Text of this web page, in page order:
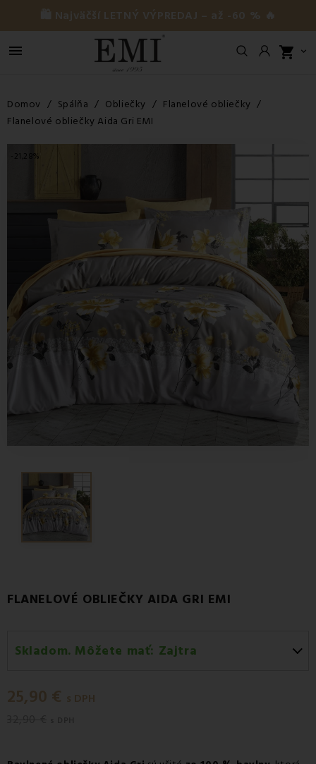
🛍️ Najväčší LETNÝ VÝPREDAJ – až -60 % 🔥
 shopping_cart 
Domov Spálňa Obliečky
Flanelové obliečky
Flanelové obliečky Aida Gri EMI
-21,28%
FLANELOVÉ OBLIEČKY AIDA GRI EMI
Skladom. Môžete mať: Zajtra
Zajtra
-Vyzdvihnutie na predajni
25,90 € s DPH